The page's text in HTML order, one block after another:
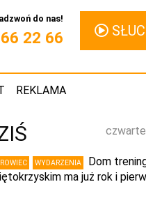
do nas!
22 66
REKLAMA
WYDARZENIA
Dom
ma już rok i